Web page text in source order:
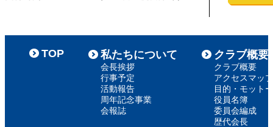
TOP 私たちについて
会長挨拶
行事予定
活動報告
周年記念事業
会報誌
クラブ概要
クラブ概要
アクセスマップ
目的・モットー
役員名簿
委員会編成
歴代会長